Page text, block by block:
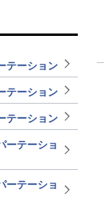
テーション
テーション
テーション
ーテーショ
ーテーショ